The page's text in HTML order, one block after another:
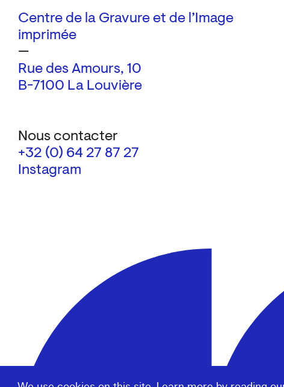
Centre de la Gravure et de l’Image
imprimée
—
Rue des Amours, 10
B-7100 La Louvière
Nous contacter
+32 (0) 64 27 87 27
Instagram